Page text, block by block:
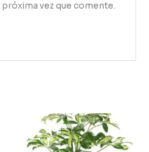
vez que comente.